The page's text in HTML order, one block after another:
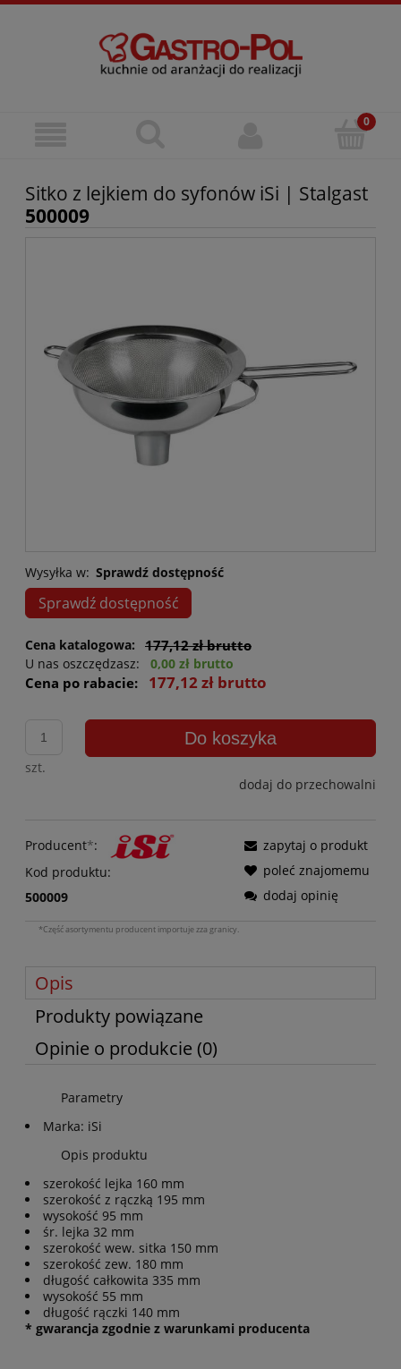
Sitko z lejkiem do syfonów iSi | Stalgast
500009
Wysyłka w: Sprawdź dostępność
Sprawdź dostępność
Cena katalogowa: 177,12 zł brutto
U nas oszczędzasz: 0,00 zł brutto
Cena po rabacie: 177,12 zł brutto
szt.
Do koszyka
dodaj do przechowalni
Producent*:
Kod produktu:
500009
zapytaj o produkt
poleć znajomemu
dodaj opinię
*Część asortymentu producent importuje zza granicy.
Opis
Produkty powiązane
Opinie o produkcie (0)
Parametry
Marka: iSi
Opis produktu
szerokość lejka 160 mm
szerokość z rączką 195 mm
wysokość 95 mm
śr. lejka 32 mm
szerokość wew. sitka 150 mm
szerokość zew. 180 mm
długość całkowita 335 mm
wysokość 55 mm
długość rączki 140 mm
* gwarancja zgodnie z warunkami producenta